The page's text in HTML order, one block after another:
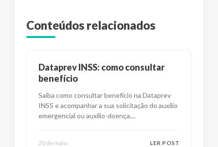
Conteúdos relacionados
Dataprev INSS: como consultar
benefício
Saiba como consultar benefício na Dataprev
INSS e acompanhar a sua solicitação do auxílio
emergencial ou auxílio-doença....
20 de maio LER POST